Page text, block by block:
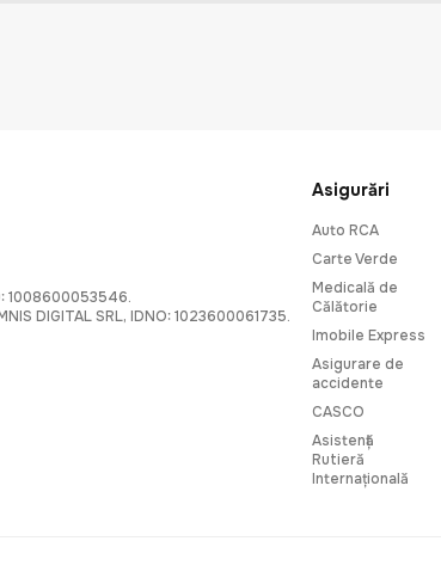
1008600053546.
DIGITAL SRL, IDNO: 1023600061735.
Asigurări
Auto RCA
Carte Verde
Medicală de
Călătorie
Imobile Express
Asigurare de
accidente
CASCO
Asistență
Rutieră
Internațională